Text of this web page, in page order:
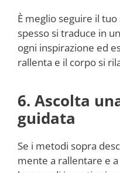
È meglio seguire il
spesso si traduce in
ogni inspirazione ed
rallenta e il corpo si
6. Ascolta
guidata
Se i metodi sopra
mente a rallentare e